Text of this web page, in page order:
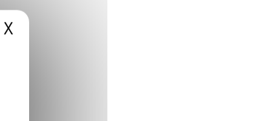
X